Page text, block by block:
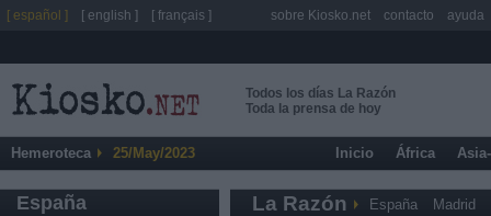
Todos los días La Razón
Toda la prensa de hoy
Hemeroteca 25/May/2023 Inicio África
España La Razón España Madrid
[ español ] [ english ] [ français ] sobre Kiosko.net contacto ayuda